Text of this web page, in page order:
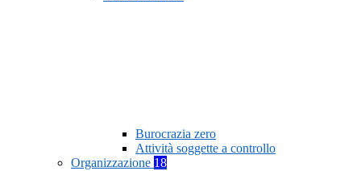
Burocrazia zero
Attività soggette a controllo
Organizzazione 18